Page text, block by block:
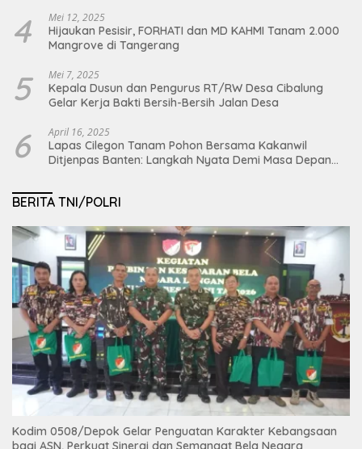
4 Mei 12, 2025
Hijaukan Pesisir, FORHATI dan MD KAHMI Tanam 2.000
Mangrove di Tangerang
5 Mei 7, 2025
Kepala Dusun dan Pengurus RT/RW Desa Cibalung
Gelar Kerja Bakti Bersih-Bersih Jalan Desa
6 April 16, 2025
Lapas Cilegon Tanam Pohon Bersama Kakanwil
Ditjenpas Banten: Langkah Nyata Demi Masa Depan
BERITA TNI/POLRI
Kodim 0508/Depok Gelar Penguatan Karakter Kebangsaan